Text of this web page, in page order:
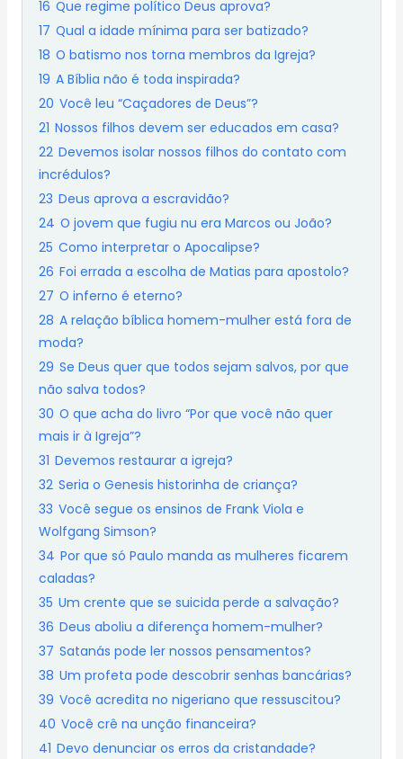
16 Que regime político Deus aprova?
17 Qual a idade mínima para ser batizado?
18 O batismo nos torna membros da Igreja?
19 A Bíblia não é toda inspirada?
20 Você leu “Caçadores de Deus”?
21 Nossos filhos devem ser educados em casa?
22 Devemos isolar nossos filhos do contato com
incrédulos?
23 Deus aprova a escravidão?
24 O jovem que fugiu nu era Marcos ou João?
25 Como interpretar o Apocalipse?
26 Foi errada a escolha de Matias para apostolo?
27 O inferno é eterno?
28 A relação bíblica homem-mulher está fora de
moda?
29 Se Deus quer que todos sejam salvos, por que
não salva todos?
30 O que acha do livro “Por que você não quer
mais ir à Igreja”?
31 Devemos restaurar a igreja?
32 Seria o Genesis historinha de criança?
33 Você segue os ensinos de Frank Viola e
Wolfgang Simson?
34 Por que só Paulo manda as mulheres ficarem
caladas?
35 Um crente que se suicida perde a salvação?
36 Deus aboliu a diferença homem-mulher?
37 Satanás pode ler nossos pensamentos?
38 Um profeta pode descobrir senhas bancárias?
39 Você acredita no nigeriano que ressuscitou?
40 Você crê na unção financeira?
41 Devo denunciar os erros da cristandade?